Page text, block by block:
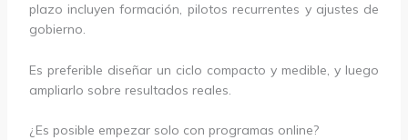
plazo incluyen formación, pilotos recurrentes y ajustes de
gobierno.
Es preferible diseñar un ciclo compacto y medible, y luego
ampliarlo sobre resultados reales.
¿Es posible empezar solo con programas online?